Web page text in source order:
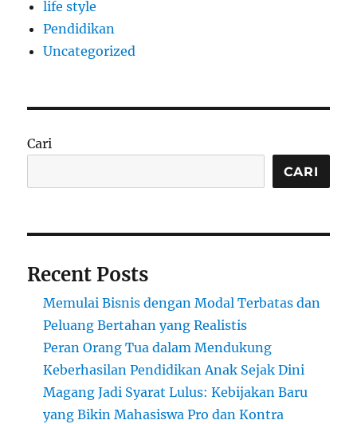
life style
Pendidikan
Uncategorized
Cari
CARI
Recent Posts
Memulai Bisnis dengan Modal Terbatas dan
Peluang Bertahan yang Realistis
Peran Orang Tua dalam Mendukung
Keberhasilan Pendidikan Anak Sejak Dini
Magang Jadi Syarat Lulus: Kebijakan Baru
yang Bikin Mahasiswa Pro dan Kontra